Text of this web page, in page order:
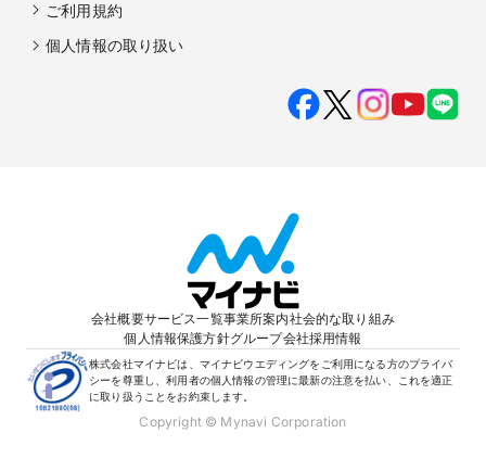
ご利用規約
個人情報の取り扱い
会社概要サービス一覧事業所案内社会的な取り組み
個人情報保護方針グループ会社採用情報
株式会社マイナビは、マイナビウエディングをご利用になる方のプライバ
シーを尊重し、利用者の個人情報の管理に最新の注意を払い、これを適正
に取り扱うことをお約束します。
Copyright © Mynavi Corporation